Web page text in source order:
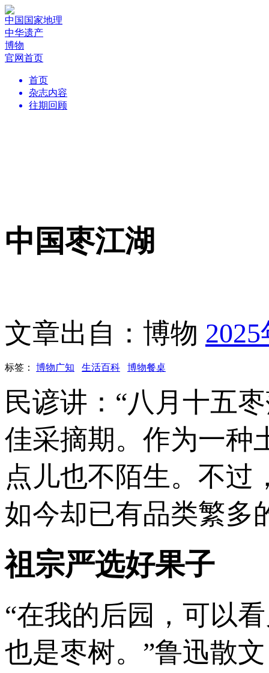
中国国家地理
中华遗产
博物
官网首页
首页
杂志内容
往期回顾
中国枣江湖
文章出自：博物
标签： 博物广知 生活百科 博物餐桌
民谚讲：“八月十五
佳采摘期。作为一种
点儿也不陌生。不过
如今却已有品类繁多
祖宗严选好果子
“在我的后园，可以
也是枣树。”鲁迅散